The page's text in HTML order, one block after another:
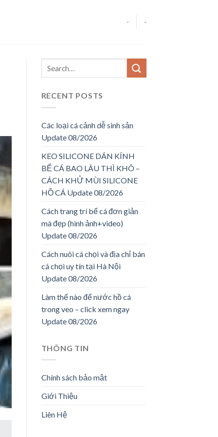
- -
RECENT POSTS
Các loại cá cảnh dễ sinh sản
Update 08/2026
KEO SILICONE DÁN KÍNH
BỂ CÁ BAO LÂU THÌ KHÔ –
CÁCH KHỬ MÙI SILICONE
HỒ CÁ Update 08/2026
Cách trang trí bể cá đơn giản
mà đẹp (hình ảnh+video)
Update 08/2026
Cách nuôi cá chọi và địa chỉ bán
cá chọi uy tín tại Hà Nội
Update 08/2026
Làm thế nào để nước hồ cá
trong veo – click xem ngay
Update 08/2026
THÔNG TIN
Chính sách bảo mật
Giới Thiệu
Liên Hệ